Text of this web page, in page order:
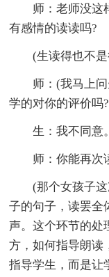
师：老师没这样
有感情的读读吗?
(生读得也不是
师：(我马上问
学的对你的评价吗
生：我不同意。
师：你能再次
(那个女孩子这
子的句子，读罢全
声。这个环节的处
方，如何指导朗读
指导学生，而是让